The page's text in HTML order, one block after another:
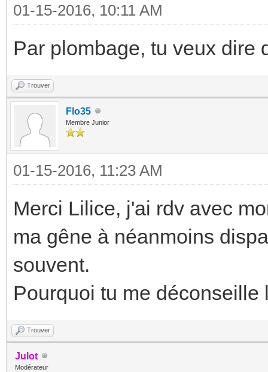
01-15-2016, 10:11 AM
Par plombage, tu veux dire
Trouver
Flo35
Membre Junior
01-15-2016, 11:23 AM
Merci Lilice, j'ai rdv avec
ma gêne à néanmoins
souvent.
Pourquoi tu me déconseille
Trouver
Julot
Modérateur